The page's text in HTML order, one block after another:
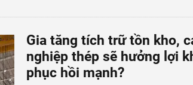
Gia tăng tích trữ tồn kho,
nghiệp thép sẽ hưởng lợi
phục hồi mạnh?